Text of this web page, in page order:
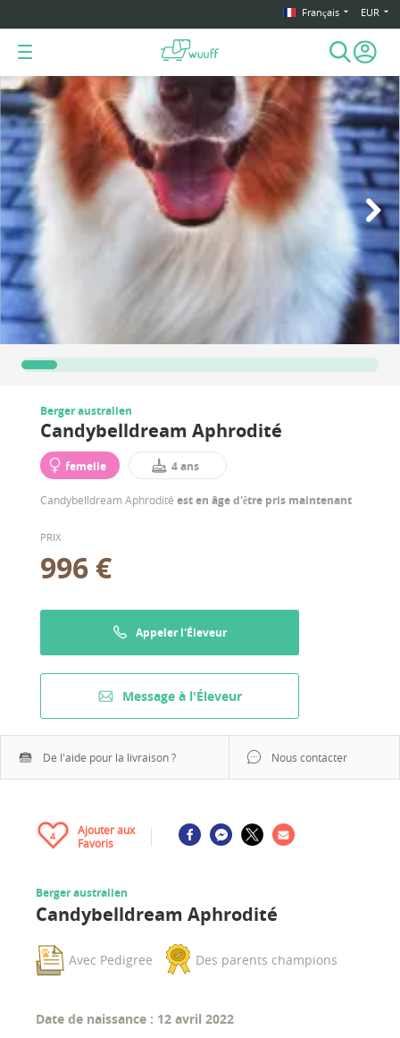
Français EUR
Berger australien
Candybelldream Aphrodité
femelle 4 ans
Candybelldream Aphrodité est en âge d'être pris maintenant
PRIX
996 €
Appeler l'Éleveur
Message à l'Éleveur
De l'aide pour la livraison ? Nous contacter
4
Ajouter aux
Favoris
Berger australien
Candybelldream Aphrodité
Avec Pedigree Des parents champions
Date de naissance : 12 avril 2022